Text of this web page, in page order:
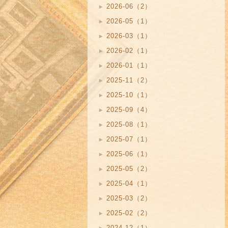
2026-06（2）
2026-05（1）
2026-03（1）
2026-02（1）
2026-01（1）
2025-11（2）
2025-10（1）
2025-09（4）
2025-08（1）
2025-07（1）
2025-06（1）
2025-05（2）
2025-04（1）
2025-03（2）
2025-02（2）